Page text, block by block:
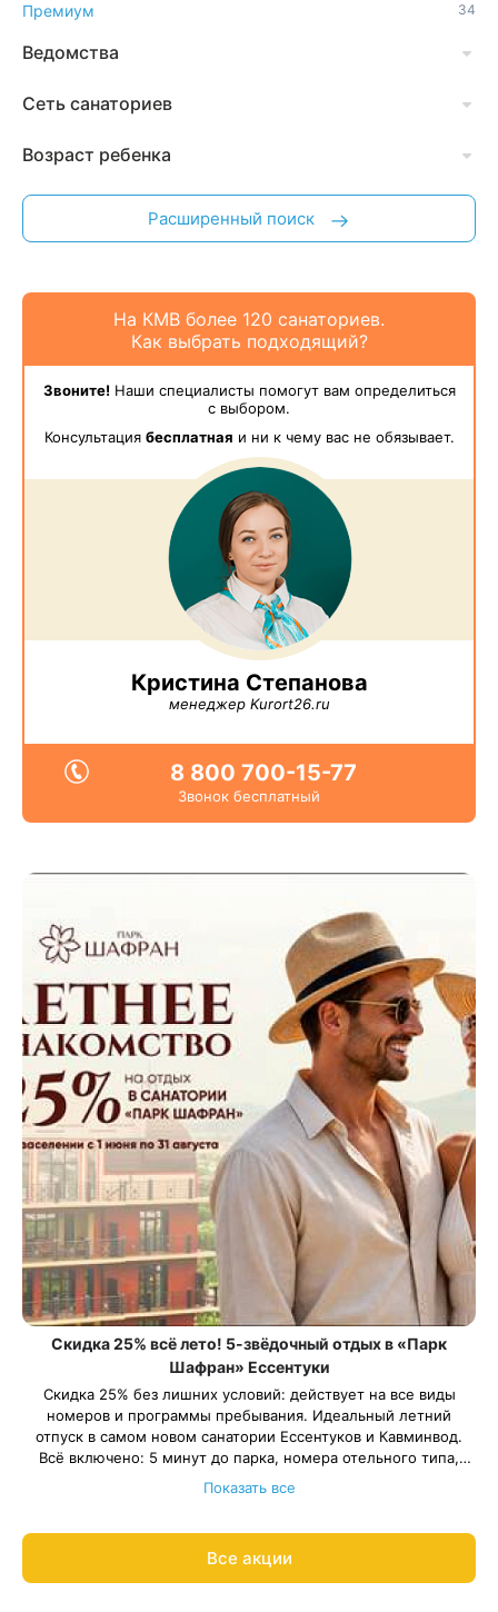
Премиум 34
Ведомства
Сеть санаториев
Возраст ребенка
Расширенный поиск
На КМВ более 120 санаториев.
Как выбрать подходящий?
Звоните!Наши специалисты помогут вам определиться
с выбором.
Консультация бесплатная и ни к чему вас не обязывает.
Кристина Степанова
менеджер Kurort26.ru
8 800 700-15-77
Звонок бесплатный
Скидка 25% всё лето! 5-звёдочный отдых в «Парк
Шафран» Ессентуки
Скидка 25% без лишних условий: действует на все виды
номеров и программы пребывания. Идеальный летний
отпуск в самом новом санатории Ессентуков и Кавминвод.
Всё включено: 5 минут до парка, номера отельного типа,
трехразовое питание «шведский стол» ресторанного уровня,
бассейн и хаммам, программа развлечений, детская комната.
Всего 111 номеров. Успейте забронировать заранее.
Весь период проживания должен пройти в периоды: 1 июня –
акции:8 800 700-15-77
Показать все
Все акции